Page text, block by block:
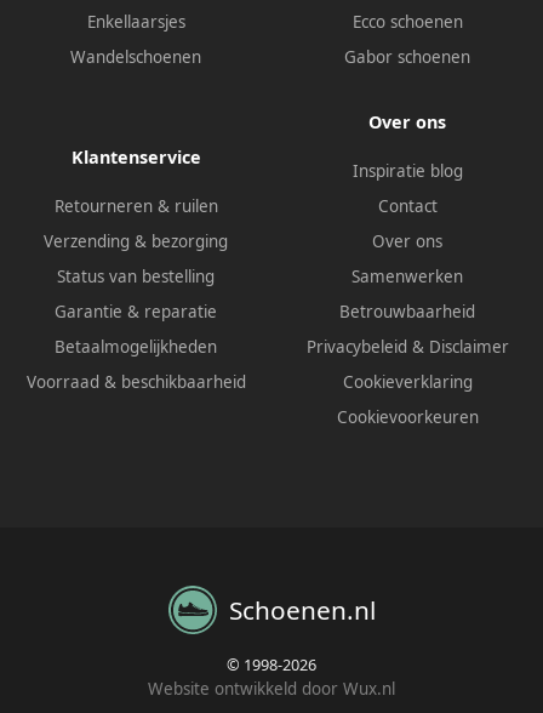
Enkellaarsjes
Wandelschoenen
Ecco schoenen
Gabor schoenen
Klantenservice
Retourneren & ruilen
Verzending & bezorging
Status van bestelling
Garantie & reparatie
Betaalmogelijkheden
Voorraad & beschikbaarheid
Over ons
Inspiratie blog
Contact
Over ons
Samenwerken
Betrouwbaarheid
Privacybeleid & Disclaimer
Cookieverklaring
Cookievoorkeuren
Schoenen.nl
© 1998-2026
Website ontwikkeld door Wux.nl